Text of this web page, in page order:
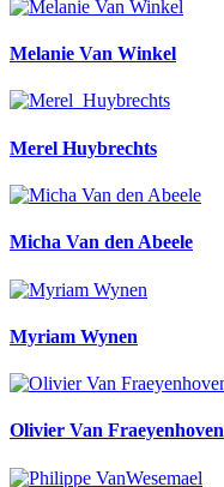
Melanie Van Winkel
Merel Huybrechts
Micha Van den Abeele
Myriam Wynen
Olivier Van Fraeyenhoven